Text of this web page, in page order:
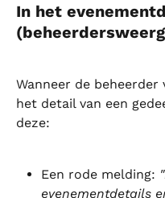
In het
Wanneer de
het detail van een
deze:
Een rode melding:
evenementdetails